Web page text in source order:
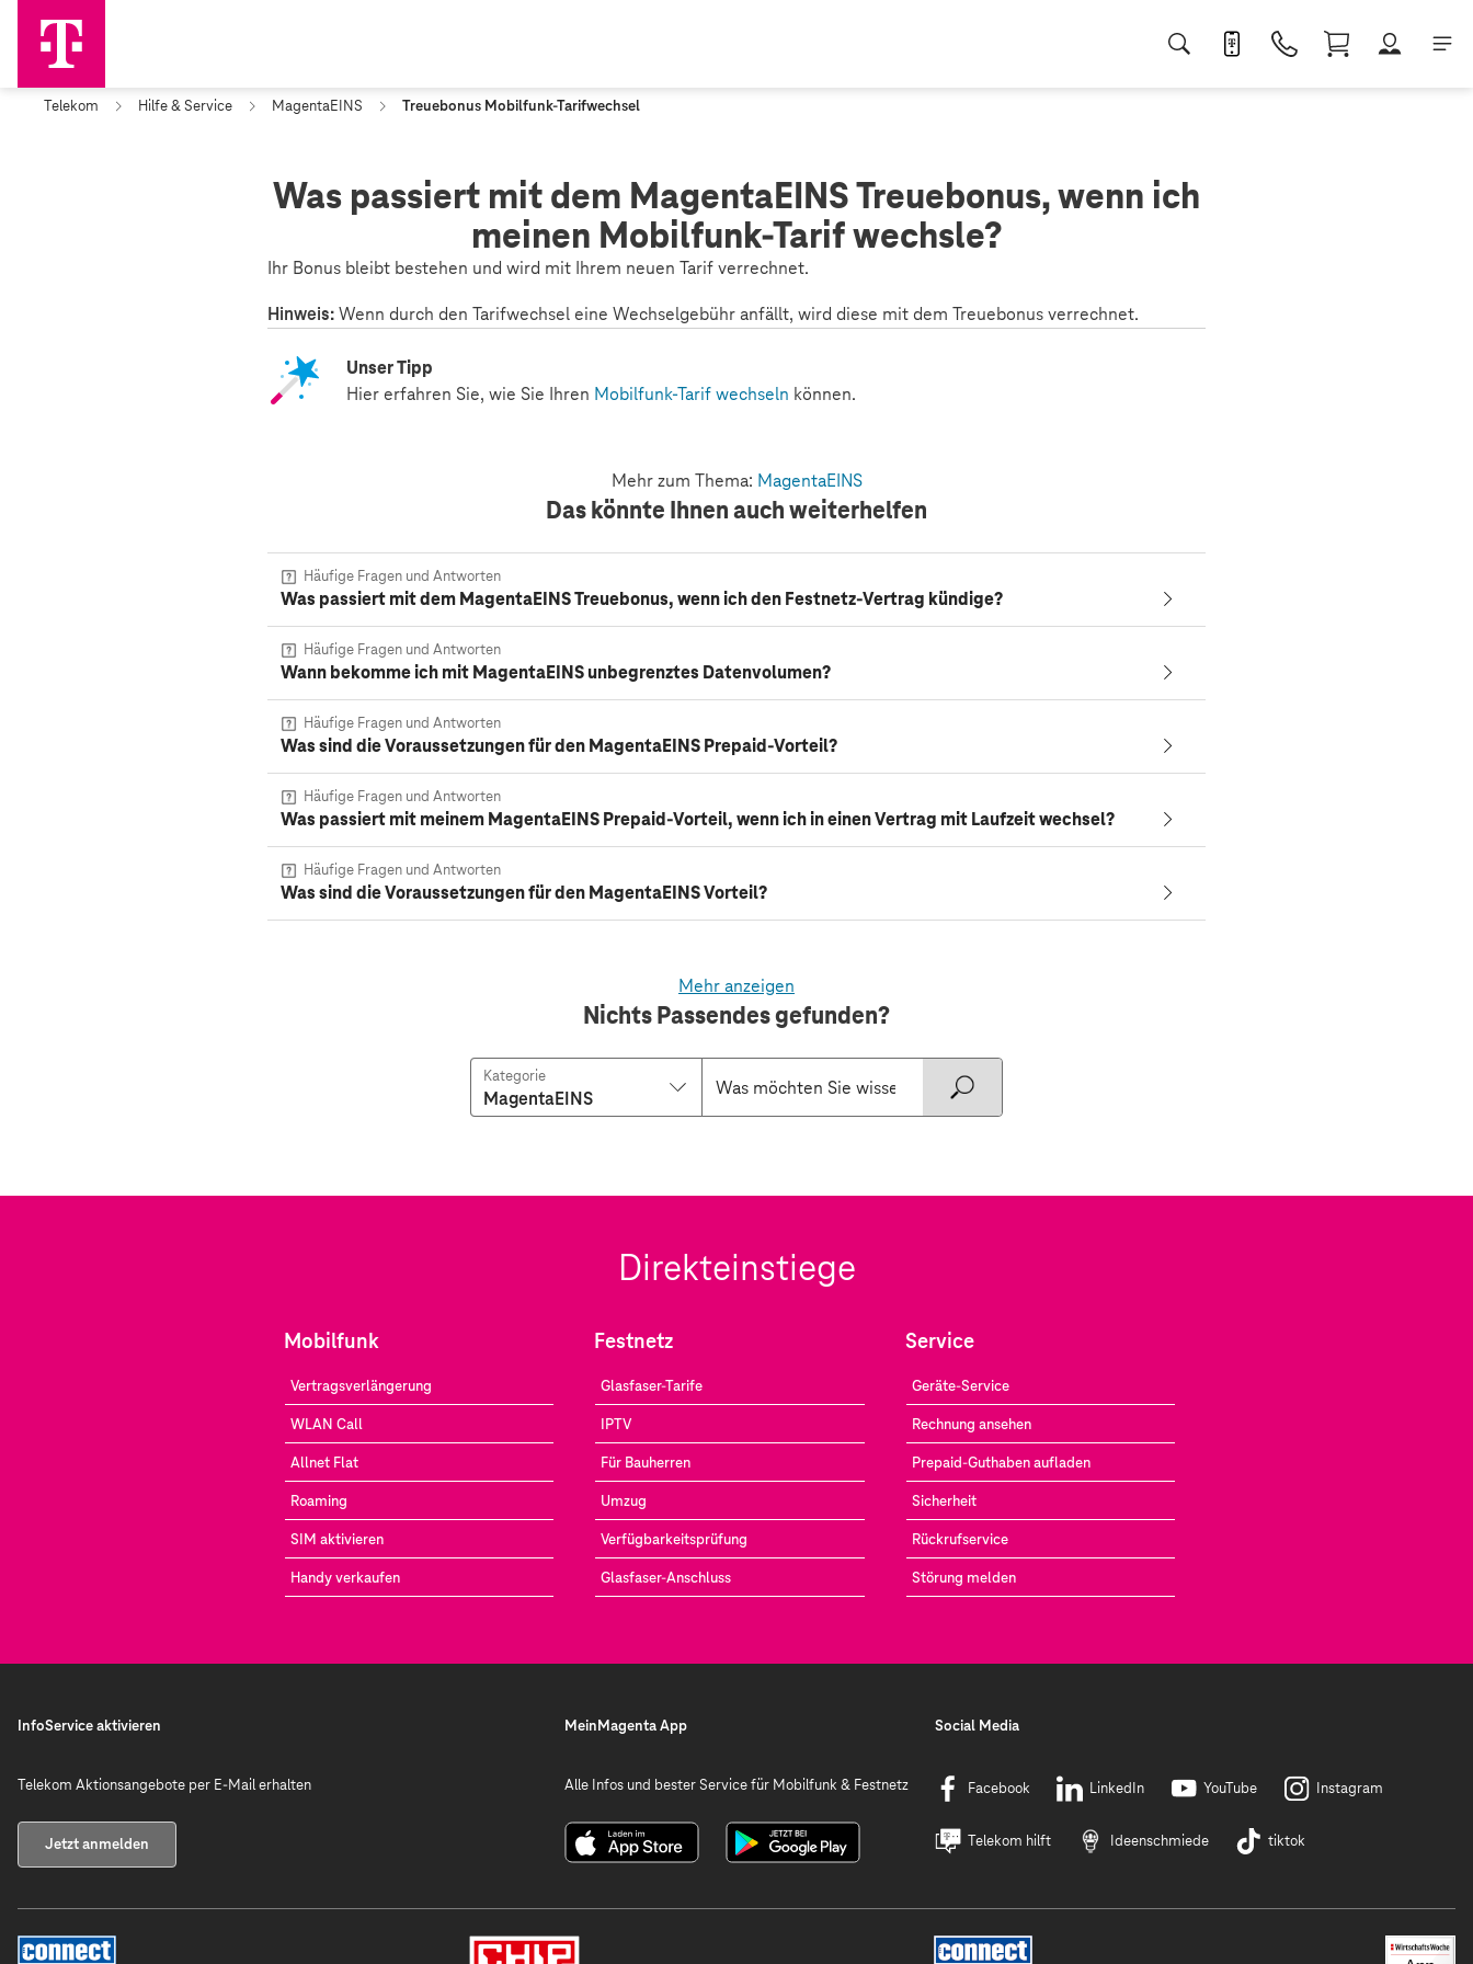
Telekom Hilfe & Service MagentaEINS Treuebonus Mobilfunk-Tarifwechsel
Was passiert mit dem MagentaEINS Treuebonus, wenn ich
meinen Mobilfunk-Tarif wechsle?
Ihr Bonus bleibt bestehen und wird mit Ihrem neuen Tarif verrechnet.
Hinweis:Wenn durch den Tarifwechsel eine Wechselgebühr anfällt, wird diese mit dem Treuebonus verrechnet.
Unser Tipp
Hier erfahren Sie, wie Sie Ihren Mobilfunk-Tarif wechseln können.
Mehr zum Thema: MagentaEINS
Das könnte Ihnen auch weiterhelfen
Häufige Fragen und Antworten
Was passiert mit dem MagentaEINS Treuebonus, wenn ich den Festnetz-Vertrag kündige?
Häufige Fragen und Antworten
Wann bekomme ich mit MagentaEINS unbegrenztes Datenvolumen?
Häufige Fragen und Antworten
Was sind die Voraussetzungen für den MagentaEINS Prepaid-Vorteil?
Häufige Fragen und Antworten
Was passiert mit meinem MagentaEINS Prepaid-Vorteil, wenn ich in einen Vertrag mit Laufzeit wechsel?
Häufige Fragen und Antworten
Was sind die Voraussetzungen für den MagentaEINS Vorteil?
Mehr anzeigen
Nichts Passendes gefunden?
MagentaEINS
Kategorie
Direkteinstiege
Mobilfunk
Vertragsverlängerung
WLAN Call
Allnet Flat
Roaming
SIM aktivieren
Handy verkaufen
Festnetz
Glasfaser-Tarife
IPTV
Für Bauherren
Umzug
Verfügbarkeitsprüfung
Glasfaser-Anschluss
Service
Geräte-Service
Rechnung ansehen
Prepaid-Guthaben aufladen
Sicherheit
Rückrufservice
Störung melden
InfoService aktivieren
Telekom Aktionsangebote per E-Mail erhalten
Jetzt anmelden
MeinMagenta App
Alle Infos und bester Service für Mobilfunk & Festnetz
Social Media
Facebook LinkedIn YouTube Instagram
Telekom hilft Ideenschmiede tiktok